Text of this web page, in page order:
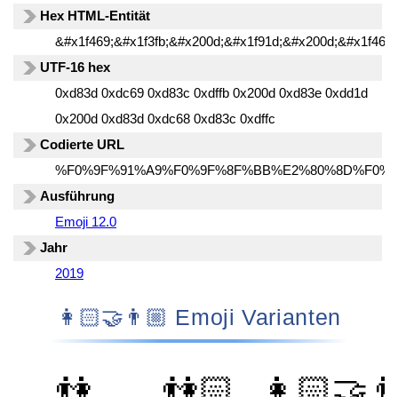
Hex HTML-Entität
UTF-16 hex
0xd83d 0xdc69 0xd83c 0xdffb 0x200d 0xd83e 0xdd1d
0x200d 0xd83d 0xdc68 0xd83c 0xdffc
Codierte URL
Ausführung
Emoji 12.0
Jahr
2019
👩🏻‍🤝‍👨🏼 Emoji Varianten